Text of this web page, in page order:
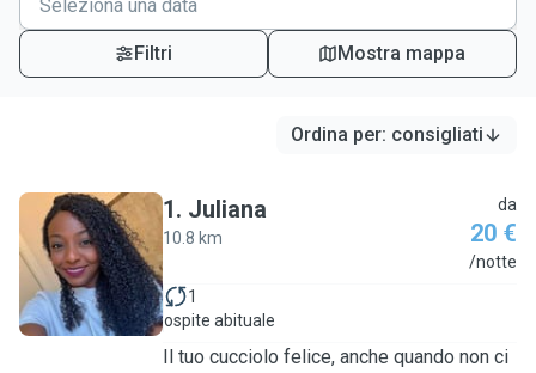
Filtri Mostra mappa
Ordina per: consigliati
J
1. Juliana
10.8 km
da
20 €
/notte
1
ospite abituale
Il tuo cucciolo felice, anche quando non ci